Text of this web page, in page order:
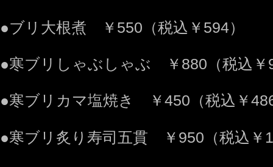
●ブリ大根煮 ￥550（税込￥594）
●寒ブリしゃぶしゃぶ ￥880（税込￥
●寒ブリカマ塩焼き ￥450（税込￥
●寒ブリ炙り寿司五貫 ￥950（税込￥